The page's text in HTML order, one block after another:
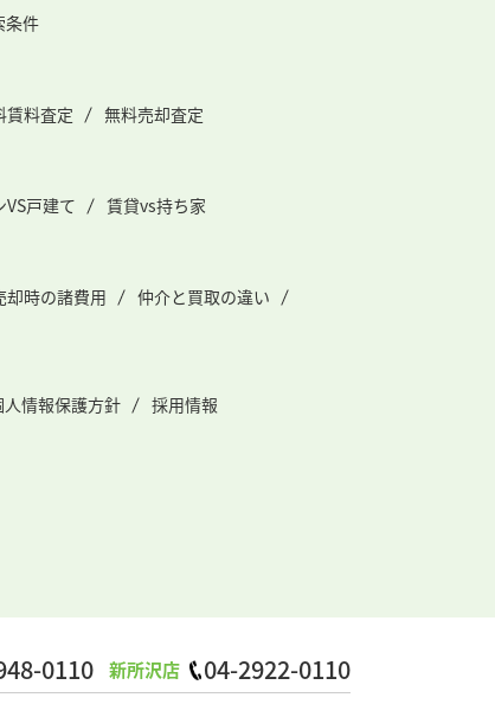
条件
賃料査定 無料売却査定
VS戸建て 賃貸vs持ち家
却時の諸費用
仲介と買取の違い
人情報保護方針 採用情報
0110 新所沢店 04-2922-0110